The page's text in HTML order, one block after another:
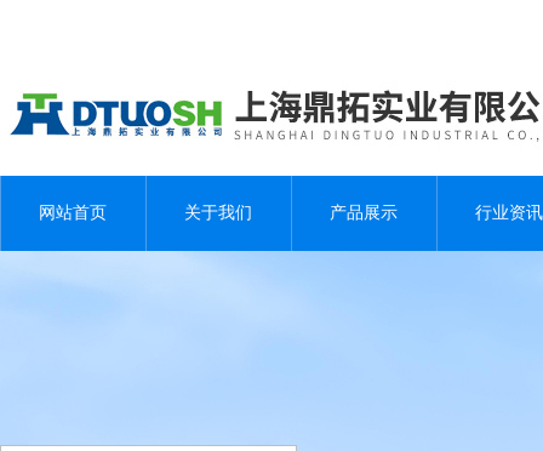
网站首页 关于我们 产品展示 行业资讯